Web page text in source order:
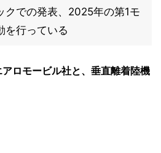
クでの発表、2025年の第1モ
を行っている
ロモービル社と、垂直離着陸機